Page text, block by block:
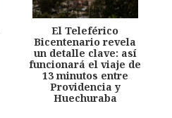
El Teleférico
Bicentenario revela
un detalle clave: así
funcionará el viaje de
13 minutos entre
Providencia y
Huechuraba